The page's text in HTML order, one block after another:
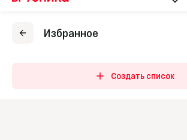
Избранное
Создать список